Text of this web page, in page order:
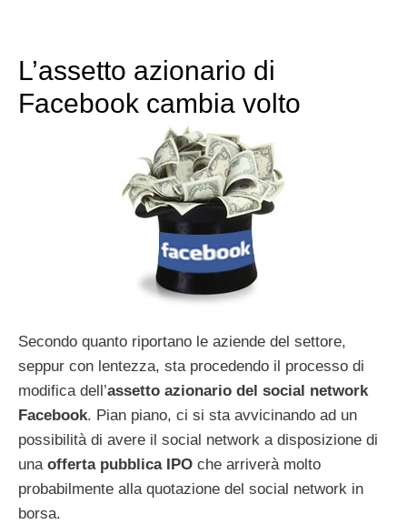
L’assetto azionario di
Facebook cambia volto
Secondo quanto riportano le aziende del settore,
seppur con lentezza, sta procedendo il processo di
modifica dell’assetto azionario del social network
Facebook. Pian piano, ci si sta avvicinando ad un
possibilità di avere il social network a disposizione di
unaofferta pubblica IPO che arriverà molto
probabilmente alla quotazione del social network in
borsa.